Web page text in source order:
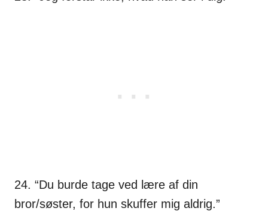
24. “Du burde tage ved lære af din
bror/søster, for hun skuffer mig aldrig.”